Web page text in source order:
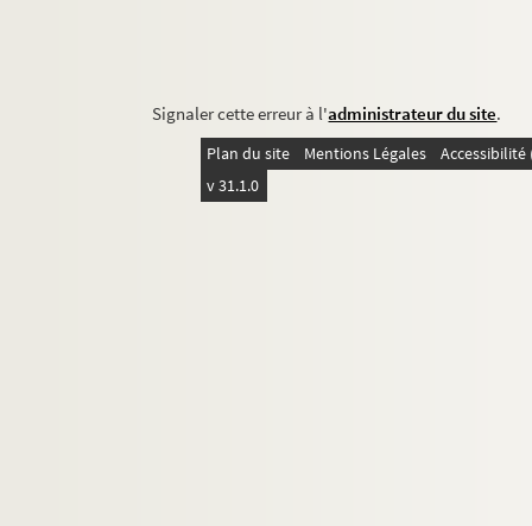
Signaler cette erreur à l'administrateur du site.
Plan du site Mentions Légales
v 31.1.0